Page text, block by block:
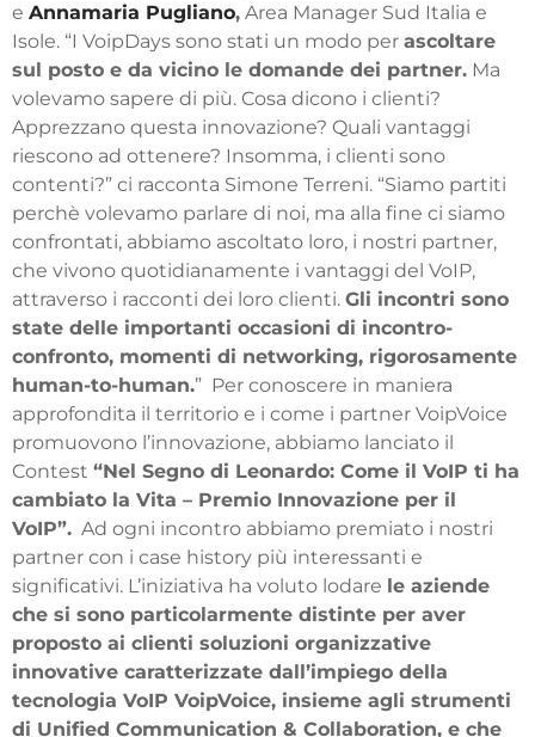
e Annamaria Pugliano, Area Manager Sud Italia e
Isole. “I VoipDays sono stati un modo per ascoltare
sul posto e da vicino le domande dei partner. Ma
volevamo sapere di più. Cosa dicono i clienti?
Apprezzano questa innovazione? Quali vantaggi
riescono ad ottenere? Insomma, i clienti sono
contenti?” ci racconta Simone Terreni. “Siamo partiti
perchè volevamo parlare di noi, ma alla fine ci siamo
confrontati, abbiamo ascoltato loro, i nostri partner,
che vivono quotidianamente i vantaggi del VoIP,
attraverso i racconti dei loro clienti. Gli incontri sono
state delle importanti occasioni di incontro-
confronto, momenti di networking, rigorosamente
human-to-human.” Per conoscere in maniera
approfondita il territorio e i come i partner VoipVoice
promuovono l’innovazione, abbiamo lanciato il
Contest “Nel Segno di Leonardo: Come il VoIP ti ha
cambiato la Vita – Premio Innovazione per il
VoIP”. Ad ogni incontro abbiamo premiato i nostri
partner con i case history più interessanti e
significativi. L’iniziativa ha voluto lodare le aziende
che si sono particolarmente distinte per aver
proposto ai clienti soluzioni organizzative
innovative caratterizzate dall’impiego della
tecnologia VoIP VoipVoice, insieme agli strumenti
di Unified Communication & Collaboration, e che